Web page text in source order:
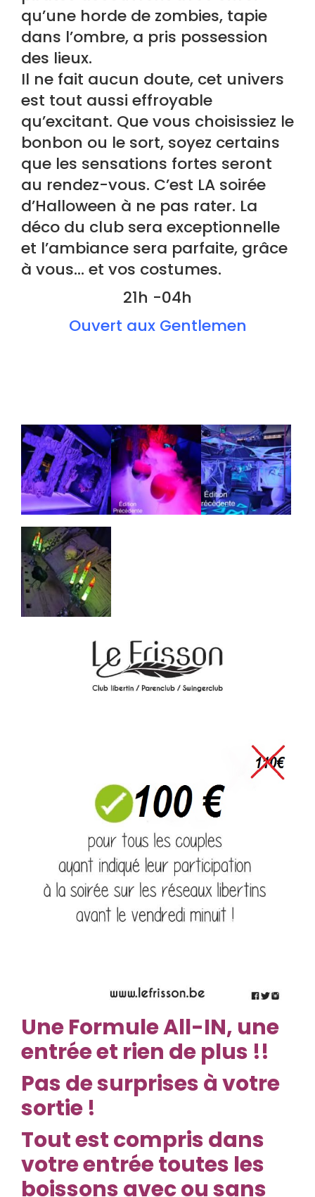
qu’une horde de zombies, tapie
dans l’ombre, a pris possession
des lieux.
Il ne fait aucun doute, cet univers
est tout aussi effroyable
qu’excitant. Que vous choisissiez le
bonbon ou le sort, soyez certains
que les sensations fortes seront
au rendez-vous. C’est LA soirée
d’Halloween à ne pas rater. La
déco du club sera exceptionnelle
et l’ambiance sera parfaite, grâce
à vous… et vos costumes.
21h -04h
Ouvert aux Gentlemen
Une Formule All-IN, une
entrée et rien de plus !!
Pas de surprises à votre
sortie !
Tout est compris dans
votre entrée toutes les
boissons avec ou sans